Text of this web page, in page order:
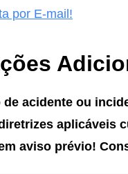
por E-mail!
acidente ou
aplicáveis
aviso prévio!